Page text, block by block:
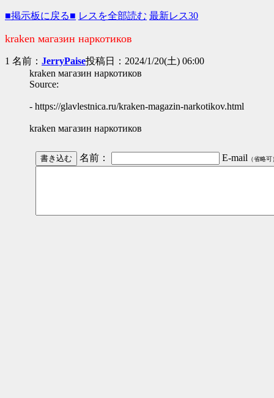
■掲示板に戻る■ レスを全部読む 最新レス30
kraken магазин наркотиков
1 名前： JerryPaise投稿日：2024/1/20(土) 06:00
kraken магазин наркотиков
Source:
- https://glavlestnica.ru/kraken-magazin-narkotikov.html
kraken магазин наркотиков
名前： E-mail （省略可